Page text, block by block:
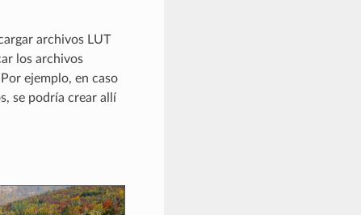
archivos LUT
los archivos
ejemplo, en caso
se podría crear allí